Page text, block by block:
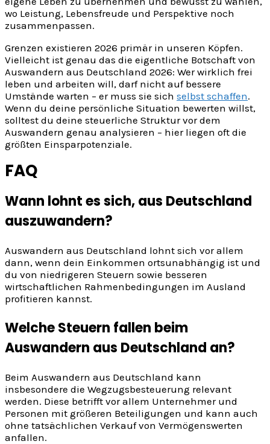
wo Leistung, Lebensfreude und Perspektive noch
zusammenpassen.
Grenzen existieren 2026 primär in unseren Köpfen.
Vielleicht ist genau das die eigentliche Botschaft von
Auswandern aus Deutschland 2026: Wer wirklich frei
leben und arbeiten will, darf nicht auf bessere
Umstände warten – er muss sie sich selbst schaffen.
Wenn du deine persönliche Situation bewerten willst,
solltest du deine steuerliche Struktur vor dem
Auswandern genau analysieren – hier liegen oft die
größten Einsparpotenziale.
FAQ
Wann lohnt es sich, aus Deutschland
auszuwandern?
Auswandern aus Deutschland lohnt sich vor allem
dann, wenn dein Einkommen ortsunabhängig ist und
du von niedrigeren Steuern sowie besseren
wirtschaftlichen Rahmenbedingungen im Ausland
profitieren kannst.
Welche Steuern fallen beim
Auswandern aus Deutschland an?
Beim Auswandern aus Deutschland kann
insbesondere die Wegzugsbesteuerung relevant
werden. Diese betrifft vor allem Unternehmer und
Personen mit größeren Beteiligungen und kann auch
ohne tatsächlichen Verkauf von Vermögenswerten
anfallen.